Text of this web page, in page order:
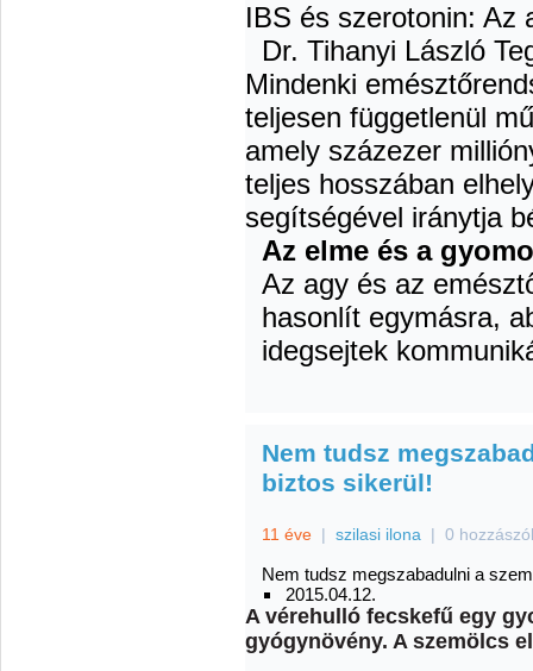
IBS és szerotonin: Az
Dr. Tihanyi László
Mindenki
teljesen függetlenül
amely százezer
teljes hosszában
segítségével iránytja
Az elme és a
Az agy és az
hasonlít egymásra,
idegsejtek
Nem tudsz
biztos sikerül!
11 éve | szilasi ilona | 0
Nem tudsz megszabadulni a
2015.04.12.
A vérehulló fecskefű egy
gyógynövény. A szemölcs